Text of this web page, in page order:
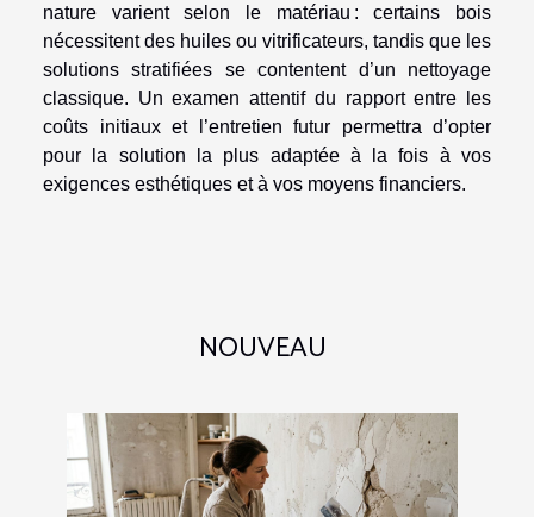
nature varient selon le matériau : certains bois
nécessitent des huiles ou vitrificateurs, tandis que les
solutions stratifiées se contentent d’un nettoyage
classique. Un examen attentif du rapport entre les
coûts initiaux et l’entretien futur permettra d’opter
pour la solution la plus adaptée à la fois à vos
exigences esthétiques et à vos moyens financiers.
NOUVEAU